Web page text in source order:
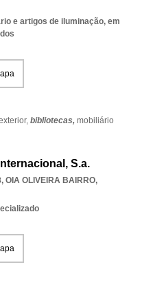
e artigos de iluminação, em
bibliotecas, mobiliário
S.a.
, OIA OLIVEIRA BAIRRO,